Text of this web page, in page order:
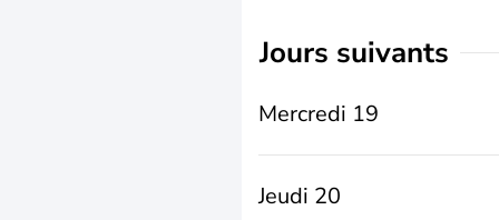
jours suivants
Mercredi 19
Jeudi 20